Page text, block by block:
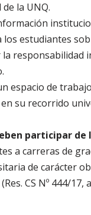
la UNQ.
los estudiantes
la responsabilidad
espacio de
su recorrido
participar
a carreras de
de carácter
CS Nº 444/17,